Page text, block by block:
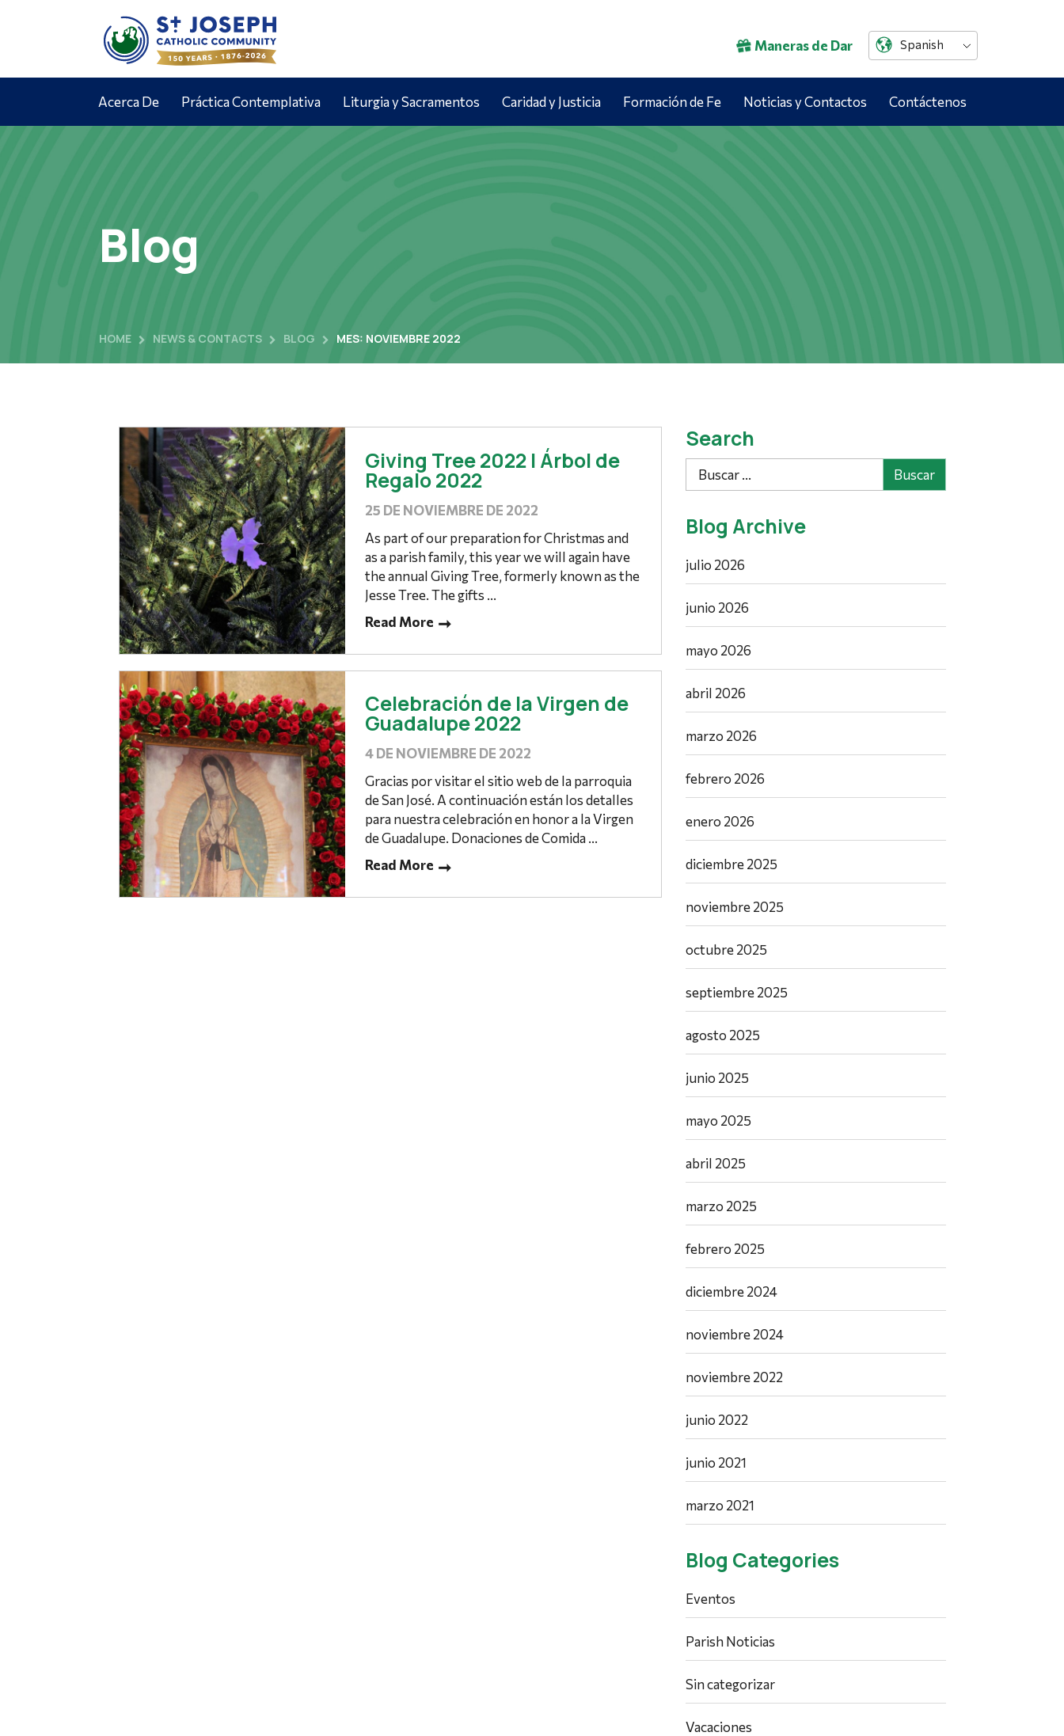
Maneras de Dar Spanish
Acerca De Práctica Contemplativa Liturgia y Sacramentos Caridad y Justicia Formación de Fe Noticias y Contactos Contáctenos
Blog
HOME NEWS & CONTACTS BLOG MES: NOVIEMBRE 2022
Giving Tree 2022 | Árbol de
Regalo 2022
25 DE NOVIEMBRE DE 2022
As part of our preparation for Christmas and
as a parish family, this year we will again have
the annual Giving Tree, formerly known as the
Jesse Tree. The gifts ...
Read More
Celebración de la Virgen de
Guadalupe 2022
4 DE NOVIEMBRE DE 2022
Gracias por visitar el sitio web de la parroquia
de San José. A continuación están los detalles
para nuestra celebración en honor a la Virgen
de Guadalupe. Donaciones de Comida ...
Read More
Search
Buscar
Blog Archive
julio 2026
junio 2026
mayo 2026
abril 2026
marzo 2026
febrero 2026
enero 2026
diciembre 2025
noviembre 2025
octubre 2025
septiembre 2025
agosto 2025
junio 2025
mayo 2025
abril 2025
marzo 2025
febrero 2025
diciembre 2024
noviembre 2024
noviembre 2022
junio 2022
junio 2021
marzo 2021
Blog Categories
Eventos
Parish Noticias
Sin categorizar
Vacaciones